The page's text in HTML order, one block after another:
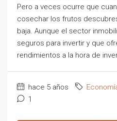
Pero a veces ocurre que
cosechar los frutos
baja. Aunque el sector
seguros para invertir y que
rendimientos a la hora de
hace 5 años
1